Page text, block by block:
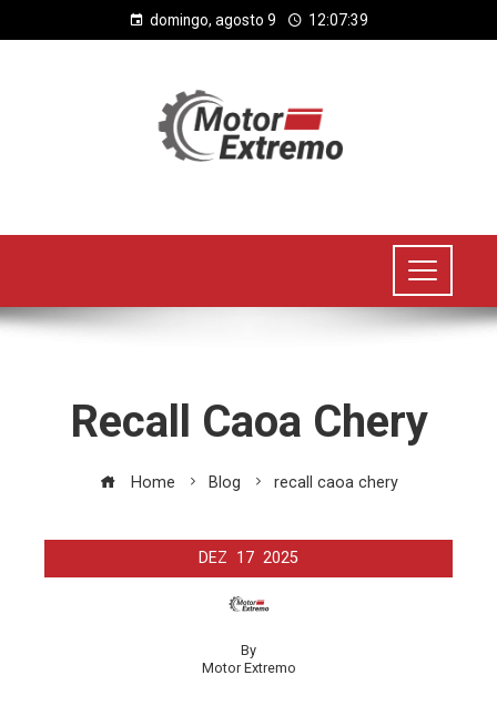
domingo, agosto 9 12:07:39
Recall Caoa Chery
Home Blog recall caoa chery
DEZ 17 2025
By
Motor Extremo